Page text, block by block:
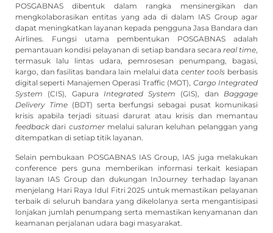
POSGABNAS dibentuk dalam rangka mensinergikan dan
mengkolaborasikan entitas yang ada di dalam IAS Group agar
dapat meningkatkan layanan kepada pengguna Jasa Bandara dan
Airlines. Fungsi utama pembentukan POSGABNAS adalah
pemantauan kondisi pelayanan di setiap bandara secara real time
termasuk lalu lintas udara, pemrosesan penumpang, bagasi,
kargo, dan fasilitas bandara lain melalui data center tools berbasis
digital seperti Manajemen Operasi Traffic (MOT), Cargo Integrated
System (CIS), Gapura Integrated System (GIS), dan Baggage
Delivery Time(BDT) serta berfungsi sebagai pusat komunikasi
krisis apabila terjadi situasi darurat atau krisis dan memantau
feedback dari customermelalui saluran keluhan pelanggan yang
ditempatkan di setiap titik layanan.
Selain pembukaan POSGABNAS IAS Group, IAS juga melakukan
conference pers guna memberikan informasi terkait kesiapan
layanan IAS Group dan dukungan InJourney terhadap layanan
menjelang Hari Raya Idul Fitri 2025 untuk memastikan pelayanan
terbaik di seluruh bandara yang dikelolanya serta mengantisipasi
lonjakan jumlah penumpang serta memastikan kenyamanan dan
keamanan perjalanan udara bagi masyarakat.